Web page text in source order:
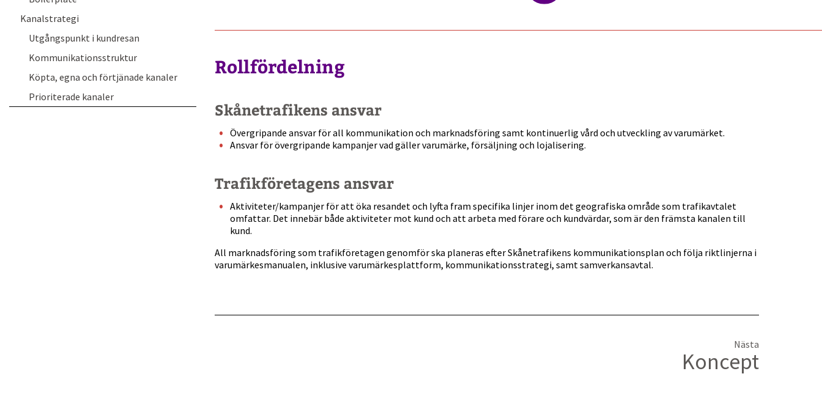
Kanalstrategi
Utgångspunkt i kundresan
Kommunikationsstruktur
Köpta, egna och förtjänade kanaler
Prioriterade kanaler
Rollfördelning
Skånetrafikens ansvar
Övergripande ansvar för all kommunikation och marknadsföring samt kontinuerlig vård och utveckling av varumärket.
Ansvar för övergripande kampanjer vad gäller varumärke, försäljning och lojalisering.
Trafikföretagens ansvar
Aktiviteter/kampanjer för att öka resandet och lyfta fram specifika linjer inom det geografiska område som trafikavtalet
omfattar. Det innebär både aktiviteter mot kund och att arbeta med förare och kundvärdar, som är den främsta kanalen till
kund.
All marknadsföring som trafikföretagen genomför ska planeras efter Skånetrafikens kommunikationsplan och följa riktlinjerna i
varumärkesmanualen, inklusive varumärkesplattform, kommunikationsstrategi, samt samverkansavtal.
Nästa
Koncept